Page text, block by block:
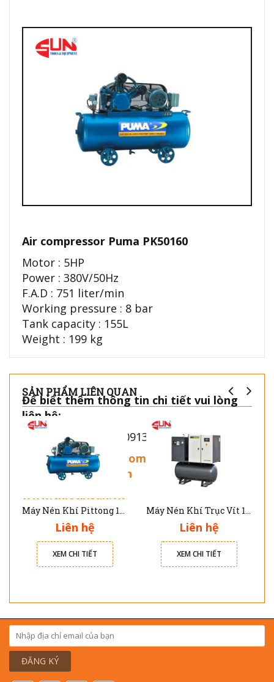
Air compressor Puma PK50160
Motor : 5HP
Power : 380V/50Hz
F.A.D : 751 liter/min
Working pressure : 8 bar
Tank capacity : 155L
Weight : 199 kg
Để biết thêm thông tin chi tiết vui lòng
liên hệ:
Điện thoại – Zalo – 0913712255
https://thietbisun.com.vn/may-nen-khi-
va-phu-kien-khi-nen
www.thietbisun.vn
SẢN PHẨM LIÊN QUAN
Máy Nén Khí Pittong 10HP Puma PK100300
Liên hệ
XEM CHI TIẾT
Máy Nén Khí Trục Vít 15HP LUX-15-500 Kèm máy sấy khí và Bình Chứa 500 lít Luxmachine
Liên hệ
XEM CHI TIẾT
ĐĂNG KÝ